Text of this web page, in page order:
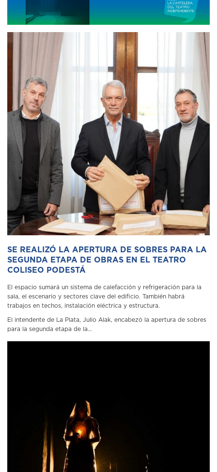
SE REALIZÓ LA APERTURA DE SOBRES PARA LA
SEGUNDA ETAPA DE OBRAS EN EL TEATRO
COLISEO PODESTÁ
El espacio sumará un sistema de calefacción y refrigeración para la
sala, el escenario y sectores clave del edificio. También habrá
trabajos en techos, instalación eléctrica y estructura.
El intendente de La Plata, Julio Alak, encabezó la apertura de sobres
para la segunda etapa de la...